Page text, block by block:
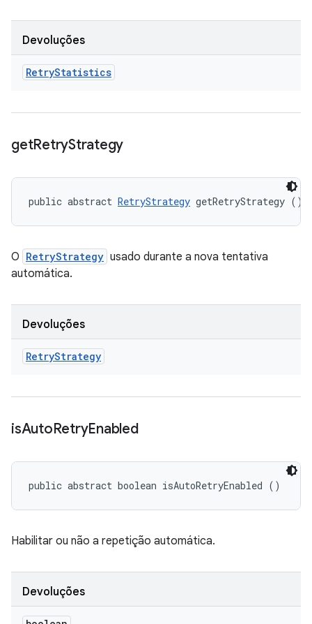
Devoluções
RetryStatistics
getRetryStrategy
public abstract RetryStrategy getRetryStrategy ()
O RetryStrategy usado durante a nova tentativa
automática.
Devoluções
RetryStrategy
isAutoRetryEnabled
public abstract boolean isAutoRetryEnabled ()
Habilitar ou não a repetição automática.
Devoluções